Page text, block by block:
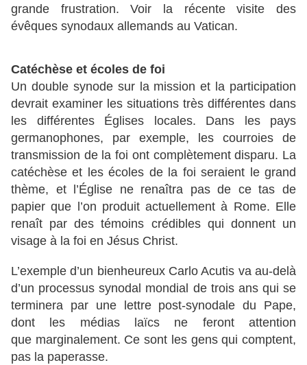
grande frustration. Voir la récente visite des
évêques synodaux allemands au Vatican.
Catéchèse et écoles de foi
Un double synode sur la mission et la participation
devrait examiner les situations très différentes dans
les différentes Églises locales. Dans les pays
germanophones, par exemple, les courroies de
transmission de la foi ont complètement disparu. La
catéchèse et les écoles de la foi seraient le grand
thème, et l’Église ne renaîtra pas de ce tas de
papier que l’on produit actuellement à Rome. Elle
renaît par des témoins crédibles qui donnent un
visage à la foi en Jésus Christ.
L’exemple d’un bienheureux Carlo Acutis va au-delà
d’un processus synodal mondial de trois ans qui se
terminera par une lettre post-synodale du Pape,
dont les médias laïcs ne feront attention
que marginalement. Ce sont les gens qui comptent,
pas la paperasse.